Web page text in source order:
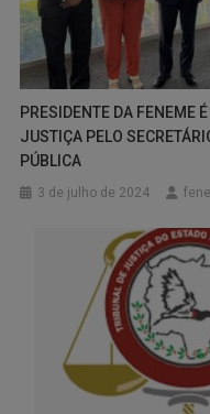
PRESIDENTE DA FENEME
JUSTIÇA PELO
PÚBLICA
3 de julho de 2024